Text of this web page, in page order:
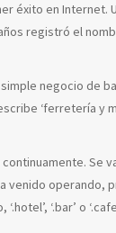
éxito en Internet.
registró el
negocio de
‘ferretería y
Se
venido operando,
‘.bar’ o